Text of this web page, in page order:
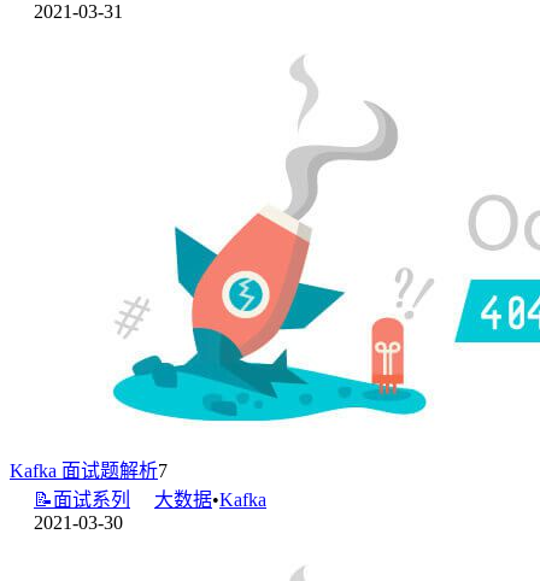
2021-03-31
Kafka 面试题解析7
📝面试系列
大数据•Kafka
2021-03-30